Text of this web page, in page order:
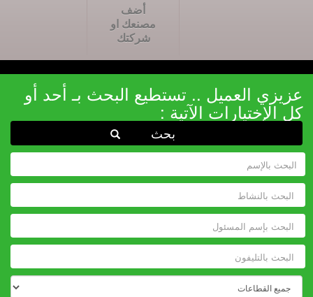
أضف
مصنعك او
شركتك
عزيزي العميل .. تستطيع البحث بـ أحد أو
كل الإختيارات الآتية :